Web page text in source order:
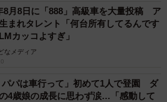
8月8日に「888」高級車を大量投稿 ア
まれタレント「何台所有してるんです
カッコよすぎ」
なメディア
パパは車行って」初めて1人で登園 ダ
4歳娘の成長に思わず涙…「感動して